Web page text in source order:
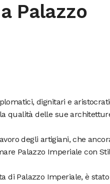
Palazzo
dignitari e
qualità delle sue
degli artigiani, che
Palazzo Imperiale con
di Palazzo Imperiale, è stato